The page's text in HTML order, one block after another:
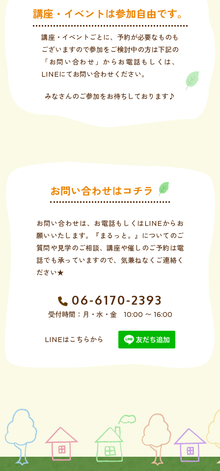
講座・イベントは参加自由です。
講座・イベントごとに、予約が必要なものも
ございますので参加をご検討中の方は下記の
「お問い合わせ」からお電話もしくは、
LINEにてお問い合わせください。
みなさんのご参加をお待ちしております♪
お問い合わせはコチラ
お問い合わせは、お電話もしくはLINEからお
願いいたします。『まるっと。』についてのご
質問や見学のご相談、講座や催しのご予約は電
話でも承っていますので、気兼ねなくご連絡く
ださい★
06-6170-2393
受付時間：月・水・金 10:00 〜 16:00
LINEはこちらから